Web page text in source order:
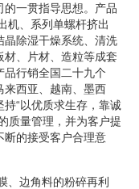
的一贯指导思想。产品
机、系列单螺杆挤出
晶除湿干燥系统、清洗
、片材、造粒等成套
行销全国二十九个
来西亚、越南、墨西
“以优质求生存，靠诚
质量管理，并为客户提
断的接受客户合理意
、边角料的粉碎再利